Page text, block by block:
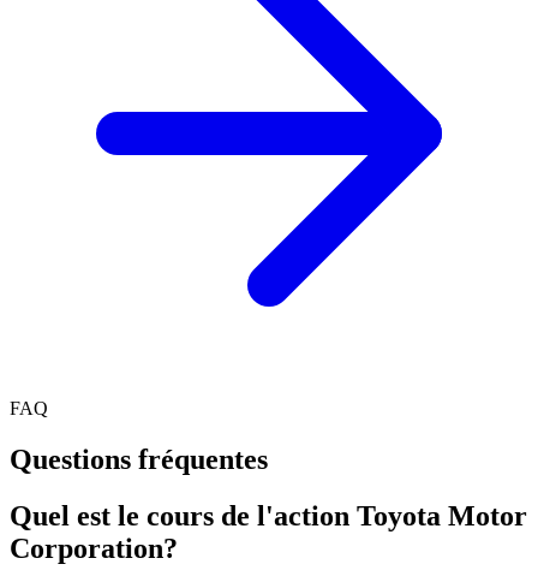
FAQ
Questions fréquentes
Quel est le cours de l'action Toyota Motor
Corporation?